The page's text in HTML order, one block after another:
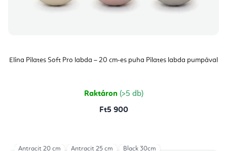
Elina Pilates Soft Pro labda – 20 cm-es puha Pilates labda pumpával
Raktáron (>5 db)
Ft5 900
Antracit 20 cm Antracit 25 cm Black 30cm